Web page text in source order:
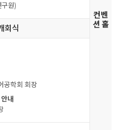
컨벤
션 홀
원)
회식
공학회 회장
내